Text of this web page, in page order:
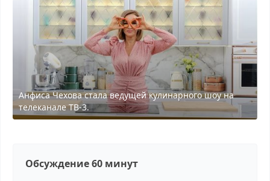
Анфиса Чехова стала ведущей кулинарного шоу на
телеканале ТВ-3.
Обсуждение 60 минут